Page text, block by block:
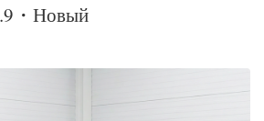
・Новый